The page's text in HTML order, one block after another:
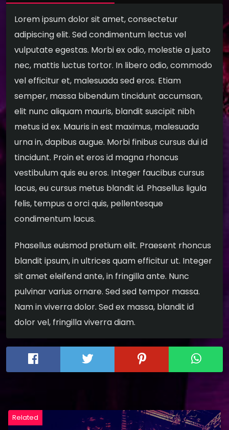
Lorem ipsum dolor sit amet, consectetur
adipiscing elit. Sed condimentum lectus vel
vulputate egestas. Morbi ex odio, molestie a justo
nec, mattis luctus tortor. In libero odio, commodo
vel efficitur et, malesuada sed eros. Etiam
semper, massa bibendum tincidunt accumsan,
elit nunc aliquam mauris, blandit suscipit nibh
metus id ex. Mauris in est maximus, malesuada
urna in, dapibus augue. Morbi finibus cursus dui id
tincidunt. Proin et eros id magna rhoncus
vestibulum quis eu eros. Integer faucibus cursus
lacus, eu cursus metus blandit id. Phasellus ligula
felis, tempus a orci quis, pellentesque
condimentum lacus.
Phasellus euismod pretium elit. Praesent rhoncus
blandit ipsum, in ultrices quam efficitur ut. Integer
sit amet eleifend ante, in fringilla ante. Nunc
pulvinar varius ornare. Sed sed tempor massa.
Nam in viverra dolor. Sed ex massa, blandit id
dolor vel, fringilla viverra diam.
Related